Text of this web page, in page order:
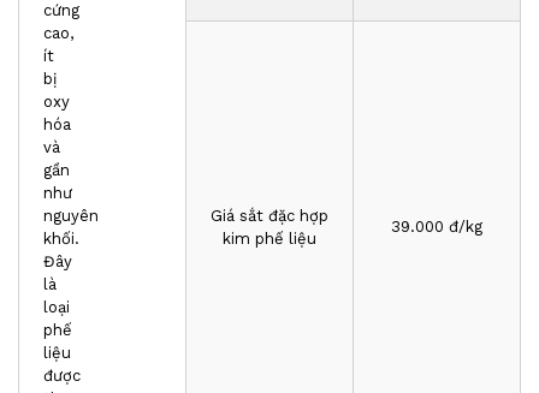
cứng
cao,
ít
bị
oxy
hóa
và
gần
như
nguyên
khối.
Đây
là
loại
phế
liệu
được
Giá sắt đặc hợp
kim phế liệu
39.000 đ/kg